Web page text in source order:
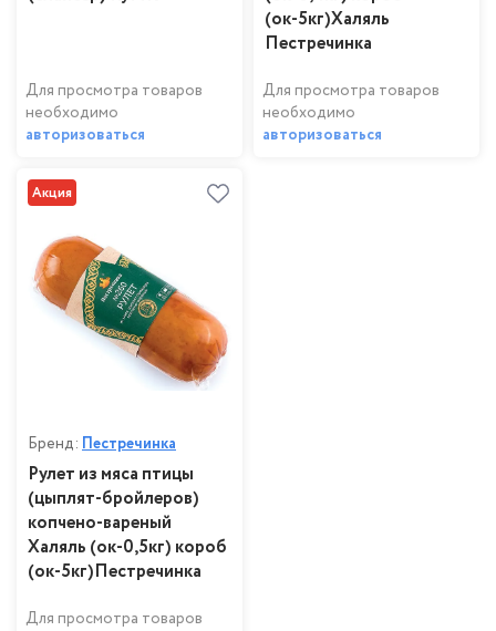
Для просмотра товаров
необходимо
авторизоваться
(ок-5кг)Халяль
Пестречинка
Для просмотра товаров
необходимо
авторизоваться
Акция
Бренд: Пестречинка
Рулет из мяса птицы
(цыплят-бройлеров)
копчено-вареный
Халяль (ок-0,5кг) короб
(ок-5кг)Пестречинка
Для просмотра товаров